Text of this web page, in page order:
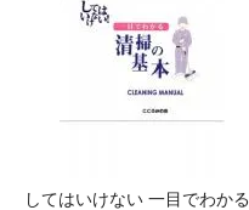
してはいけない 一目でわかる